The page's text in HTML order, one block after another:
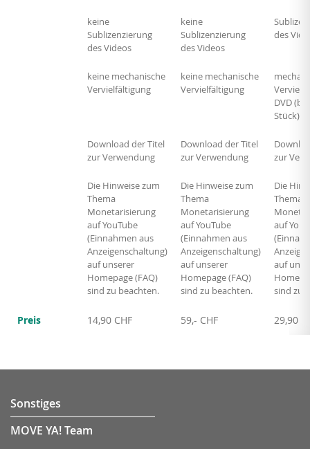
keine
Sublizenzierung
des Videos
keine
Sublizenzierung
des Videos
des
keine mechanische
Vervielfältigung
keine mechanische
Vervielfältigung
DVD
Stück)
Download der Titel
zur Verwendung
Download der Titel
zur Verwendung
zur
Die Hinweise zum
Thema
Monetarisierung
auf YouTube
(Einnahmen aus
Anzeigenschaltung)
auf unserer
Homepage (FAQ)
sind zu beachten.
Die Hinweise zum
Thema
Monetarisierung
auf YouTube
(Einnahmen aus
Anzeigenschaltung)
auf unserer
Homepage (FAQ)
sind zu beachten.
Die
Thema
auf
auf
sind zu
Preis 14,90 CHF 59,- CHF 29,90
Sonstiges
MOVE YA! Team